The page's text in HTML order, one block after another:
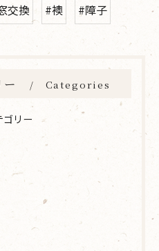
交換 #襖 #障子
Categories
ゴリー